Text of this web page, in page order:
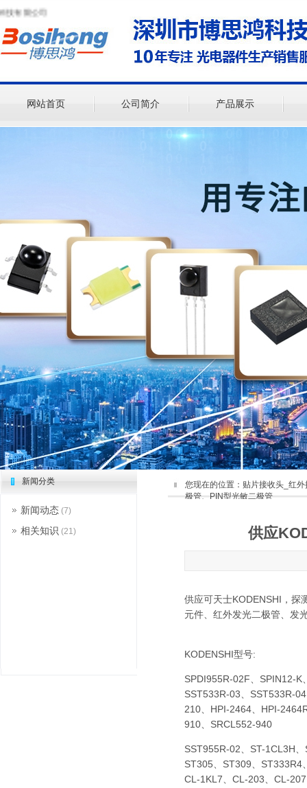
网站首页 公司简介 产品展示
公司
您现在的位置： 贴片接收头_红
极管、PIN型光敏二极管
供应
供应可天士KODENSHI， 探
元件、红外发光二极管、发
KODENSHI型号:
SPDI955R-02F、SPIN12-
SST533R-03、SST533R-
210、HPI-2464、HPI-
910、SRCL552-940
SST955R-02、ST-1CL3H
ST305、ST309、ST333R4
CL-1KL7、CL-203、CL-
新闻分类
新闻动态 (7)
相关知识 (21)